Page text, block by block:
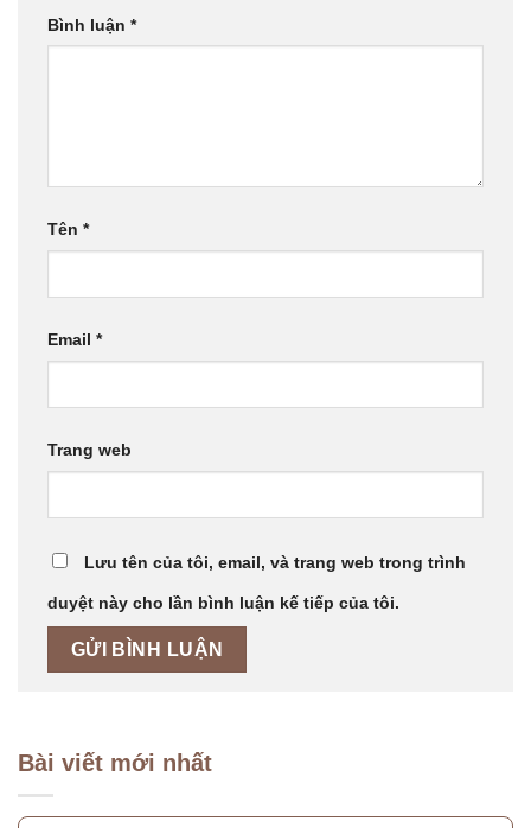
Bình luận *
Tên *
Email *
Trang web
Lưu tên của tôi, email, và trang web trong trình
duyệt này cho lần bình luận kế tiếp của tôi.
Bài viết mới nhất